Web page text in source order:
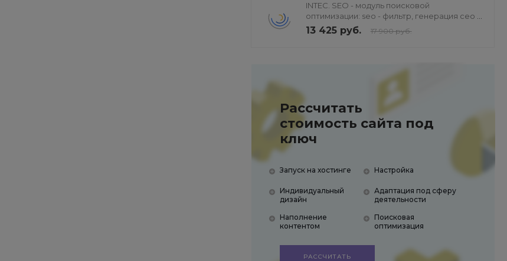
INTEC. SEO - модуль поисковой
оптимизации: seo - фильтр, генерация сео -
текстов, H1, мета-тегов
13 425 руб. 17 900 руб.
Рассчитать
стоимость сайта под
ключ
Запуск на хостинге
Индивидуальный
дизайн
Наполнение
контентом
Настройка
Адаптация под сферу
деятельности
Поисковая
оптимизация
РАССЧИТАТЬ